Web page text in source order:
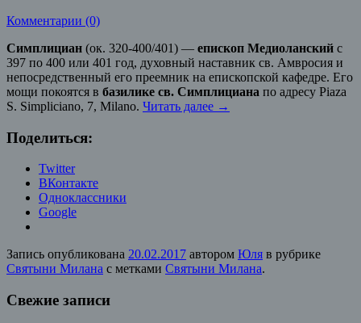
Комментарии (0)
Симплициан (ок. 320-400/401) — епископ Медиоланский с
397 по 400 или 401 год, духовный наставник св. Амвросия и
непосредственный его преемник на епископской кафедре. Его
мощи покоятся в базилике св. Симплициана по адресу Piaza
S. Simpliciano, 7, Milano. Читать далее →
Поделиться:
Twitter
ВКонтакте
Одноклассники
Google
Запись опубликована 20.02.2017 автором Юля в рубрике
Святыни Милана с метками Святыни Милана.
Свежие записи